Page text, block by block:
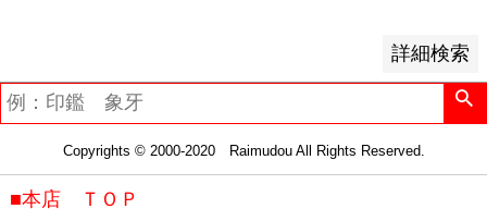
詳細検索
Copyrights © 2000-2020 Raimudou All Rights Reserved.
■本店 ＴＯＰ